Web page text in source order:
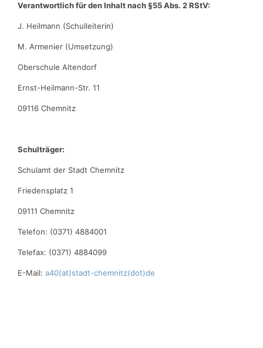
Verantwortlich für den Inhalt nach §55 Abs. 2 RStV:
J. Heilmann (Schulleiterin)
M. Armenier (Umsetzung)
Oberschule Altendorf
Ernst-Heilmann-Str. 11
09116 Chemnitz
Schulträger:
Schulamt der Stadt Chemnitz
Friedensplatz 1
09111 Chemnitz
Telefon: (0371) 4884001
Telefax: (0371) 4884099
E-Mail: a40(at)stadt-chemnitz(dot)de